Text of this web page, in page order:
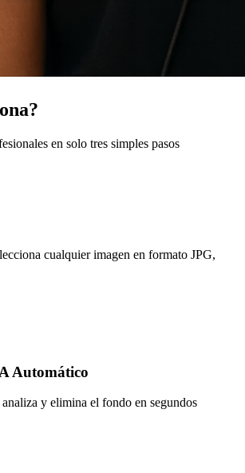
?
en solo tres simples pasos
cualquier imagen en formato JPG,
Automático
y elimina el fondo en segundos